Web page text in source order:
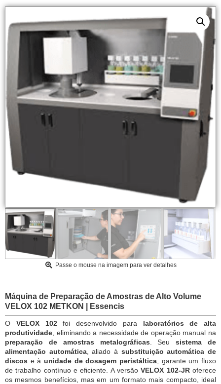
Passe o mouse na imagem para ver detalhes
Máquina de Preparação de Amostras de Alto Volume
VELOX 102 METKON | Essencis
O VELOX 102foi desenvolvido para laboratórios de alta
produtividade , eliminando a necessidade de operação manual na
preparação de amostras metalográficas . Seusistema de
alimentação automática, aliado à substituição automática de
discos e à unidade de dosagem peristáltica , garante um fluxo
de trabalho contínuo e eficiente. A versãoVELOX 102-JRoferece
os mesmos benefícios, mas em um formato mais compacto, ideal